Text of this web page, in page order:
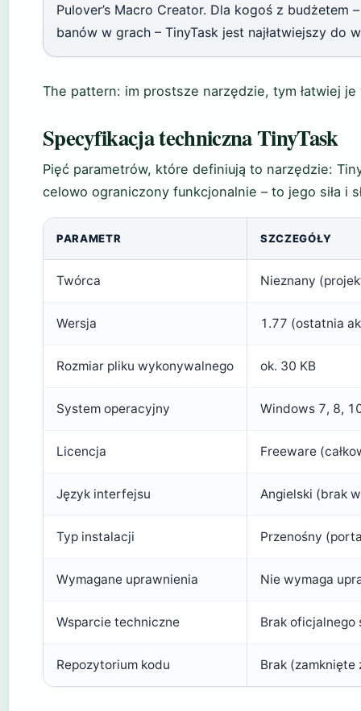
Pulover’s Macro Creator. Dla kogoś z budżetem
banów w grach – TinyTask jest najłatwiejszy do
The pattern: im prostsze narzędzie, tym łatwiej
Specyfikacja techniczna TinyTask
Pięć parametrów, które definiują to narzędzie:
celowo ograniczony funkcjonalnie – to jego siła i
PARAMETR SZCZEGÓŁY
Twórca Nieznany
Wersja 1.77 (ostatnia
Rozmiar pliku wykonywalnego ok. 30 KB
System operacyjny Windows 7, 8,
Licencja Freeware
Język interfejsu Angielski (brak
Typ instalacji Przenośny
Wymagane uprawnienia Nie wymaga
Wsparcie techniczne Brak oficjalnego
Repozytorium kodu Brak (zamknięte